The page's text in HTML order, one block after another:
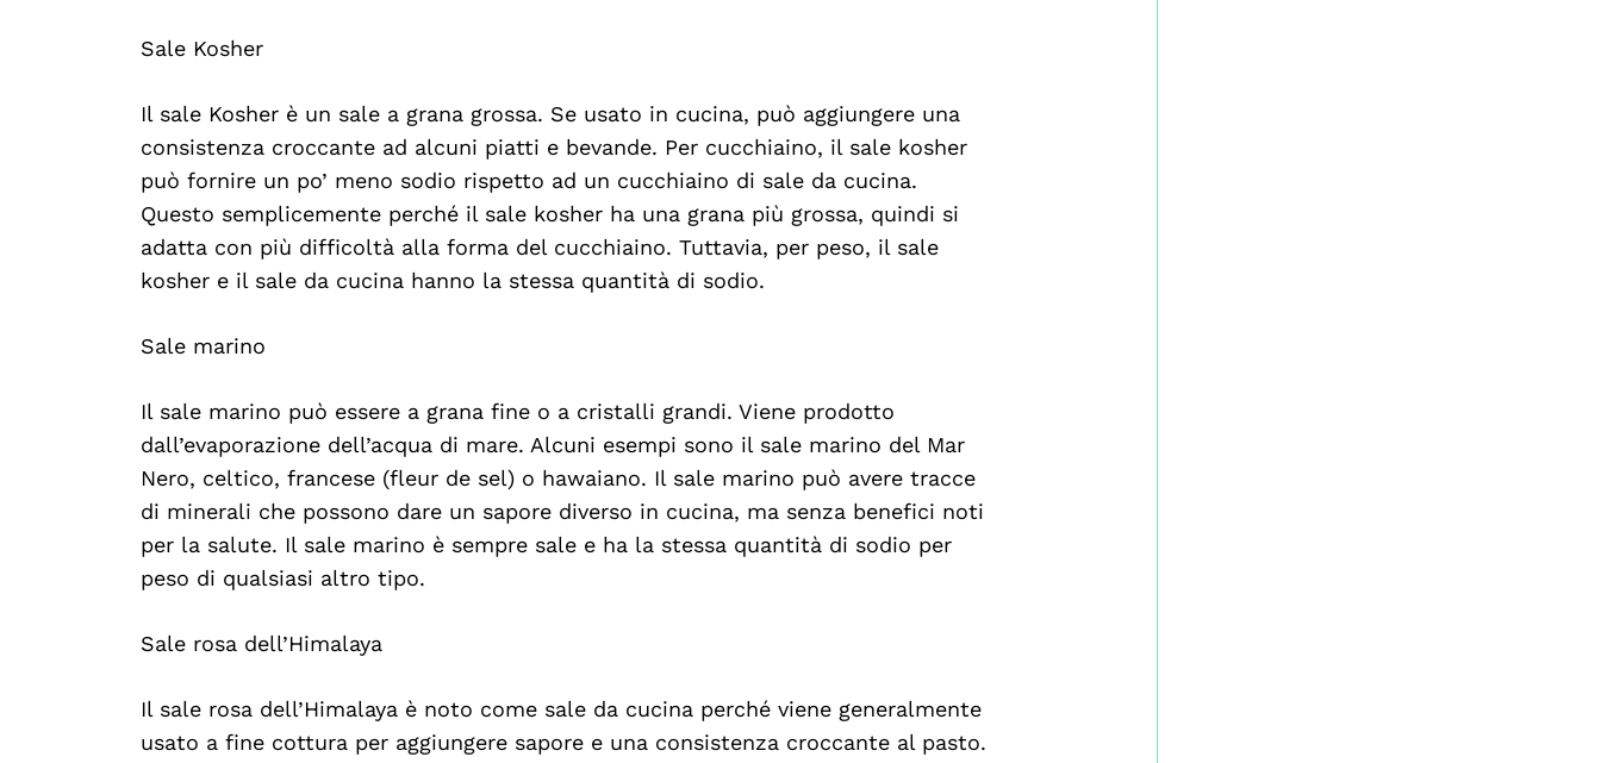
Sale Kosher
Il sale Kosher è un sale a grana grossa. Se usato in cucina, può aggiungere una
consistenza croccante ad alcuni piatti e bevande. Per cucchiaino, il sale kosher
può fornire un po’ meno sodio rispetto ad un cucchiaino di sale da cucina.
Questo semplicemente perché il sale kosher ha una grana più grossa, quindi si
adatta con più difficoltà alla forma del cucchiaino. Tuttavia, per peso, il sale
kosher e il sale da cucina hanno la stessa quantità di sodio.
Sale marino
Il sale marino può essere a grana fine o a cristalli grandi. Viene prodotto
dall’evaporazione dell’acqua di mare. Alcuni esempi sono il sale marino del Mar
Nero, celtico, francese (fleur de sel) o hawaiano. Il sale marino può avere tracce
di minerali che possono dare un sapore diverso in cucina, ma senza benefici noti
per la salute. Il sale marino è sempre sale e ha la stessa quantità di sodio per
peso di qualsiasi altro tipo.
Sale rosa dell’Himalaya
Il sale rosa dell’Himalaya è noto come sale da cucina perché viene generalmente
usato a fine cottura per aggiungere sapore e una consistenza croccante al pasto.